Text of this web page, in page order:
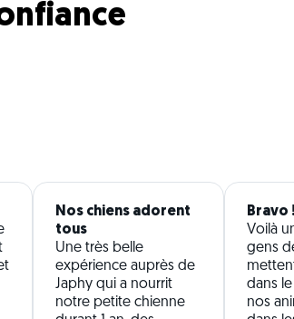
Nos chiens adorent
tous
Une très belle
expérience auprès de
Japhy qui a nourrit
notre petite chienne
Bravo !
Voilà
gens
dans le
nos